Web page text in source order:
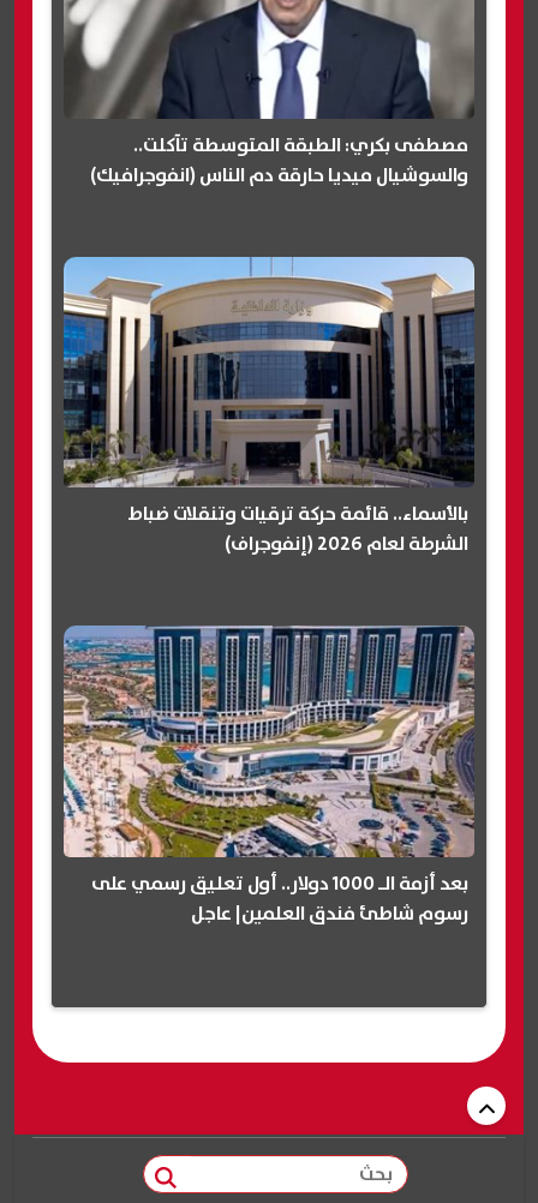
مصطفى بكري: الطبقة المتوسطة تآكلت..
والسوشيال ميديا حارقة دم الناس (انفوجرافيك)
بالأسماء.. قائمة حركة ترقيات وتنقلات ضباط
الشرطة لعام 2026 (إنفوجراف)
بعد أزمة الـ 1000 دولار.. أول تعليق رسمي على
رسوم شاطئ فندق العلمين| عاجل
بحث